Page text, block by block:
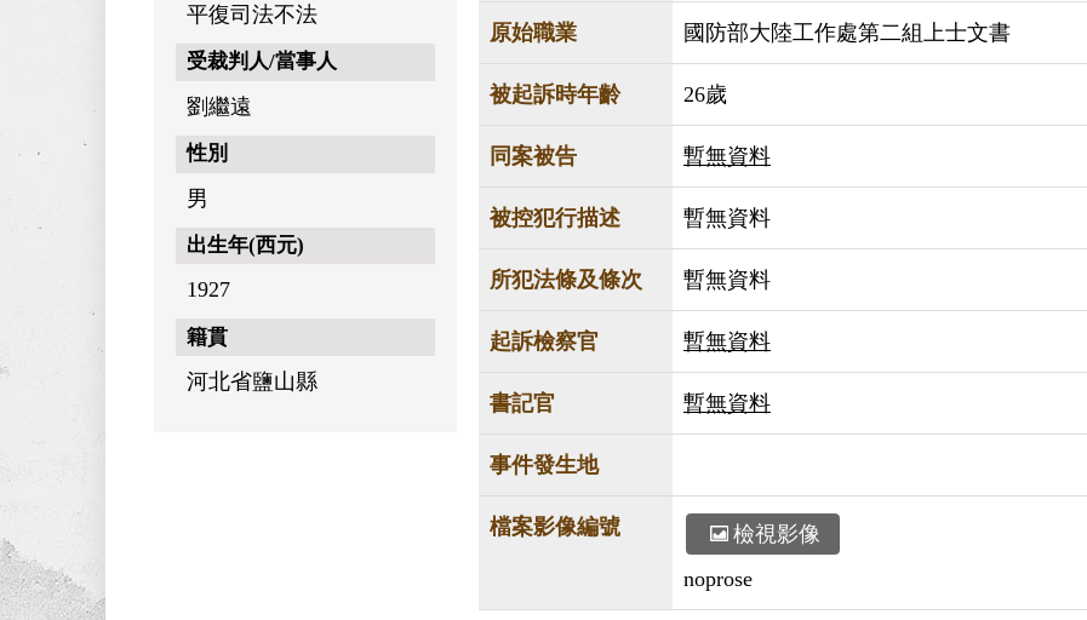
平復司法不法
受裁判人/當事人
劉繼遠
性別
男
出生年(西元)
1927
籍貫
河北省鹽山縣
原始職業 國防部大陸工作處第二組上士文書
被起訴時年齡 26歲
同案被告 暫無資料
被控犯行描述 暫無資料
所犯法條及條次 暫無資料
起訴檢察官 暫無資料
書記官 暫無資料
事件發生地
檔案影像編號
檢視影像
noprose